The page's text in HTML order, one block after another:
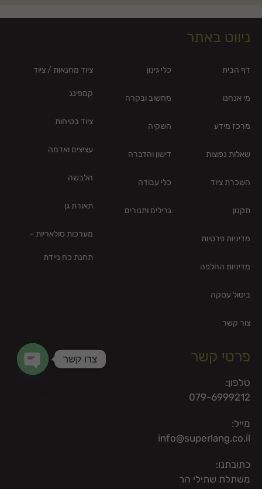
ניווט באתר
דף הבית
מי אנחנו
מרכז מידע
שאלות נפוצות
השכרת ציוד
תקנון
מדיניות פרטיות
מדיניות החלפה
ביטול עסקה
צור קשר
כלי גינון
מחשוב ובקרה
השקיה
דישון והדברה
כלי עבודה
גרילים ותנורים
ציוד מחנאות / ציוד
קמפינג
ציוד בטיחות
עציצים ואדמה
הלבשה
תאורת גן
מערכות סולאריות –
תחנת כח ניידת
פרטי קשר
טלפון:
079-6999212
מייל:
info@superlang.co.il
כתובתנו:
משתלת שתילי הר
צרו קשר